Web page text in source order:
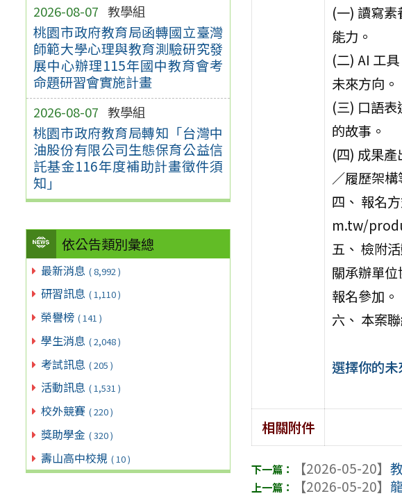
2026-08-07 教學組
桃園市政府教育局函轉國立臺灣
師範大學心理與教育測驗研究發
展中心辦理115年國中教育會考
命題研習會實施計畫
2026-08-07 教學組
桃園市政府教育局轉知「台灣中
油股份有限公司生態保育公益信
託基金116年度補助計畫徵件須
知」
依公告類別彙總
最新消息 ( 8,992 )
研習訊息 ( 1,110 )
榮譽榜 ( 141 )
學生消息 ( 2,048 )
考試訊息 ( 205 )
活動訊息 ( 1,531 )
校外競賽 ( 220 )
獎助學金 ( 320 )
壽山高中校規 ( 10 )
(一) 讀寫
能力。
(二) AI 工
未來方向。
(三) 口語
的故事。
(四) 成果
／履歷架構
四、 報名
m.tw/
五、 檢附
關承辦單
報名參加。
六、 本案
選擇你的
相關附件
【2026-05-20】
【2026-05-20】